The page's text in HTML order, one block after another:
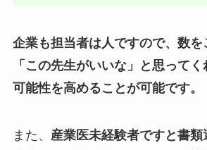
企業も担当者は人ですので、数を
「この先生がいいな」と思って
可能性を高めることが可能です。
また、 産業医未経験者ですと書